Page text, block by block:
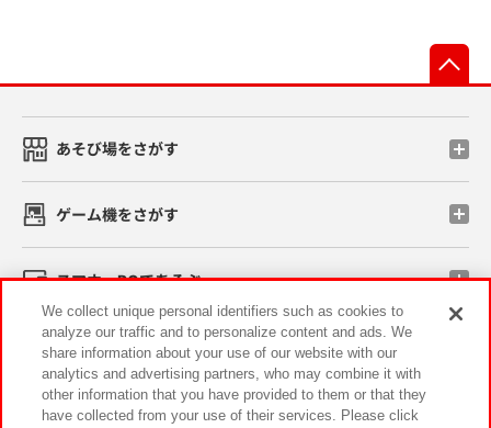
あそび場をさがす
ゲーム機をさがす
スマホ・PCであそぶ
イベント・キャンペーン
We collect unique personal identifiers such as cookies to
analyze our traffic and to personalize content and ads. We
share information about your use of our website with our
analytics and advertising partners, who may combine it with
other information that you have provided to them or that they
have collected from your use of their services. Please click